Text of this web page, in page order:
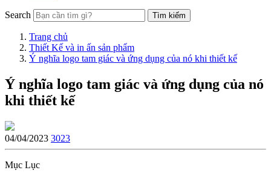
Search
Trang chủ
Thiết Kế và in ấn sản phẩm
Ý nghĩa logo tam giác và ứng dụng của nó khi thiết kế
Ý nghĩa logo tam giác và ứng dụng của nó
khi thiết kế
04/04/2023 3023
Mục Lục